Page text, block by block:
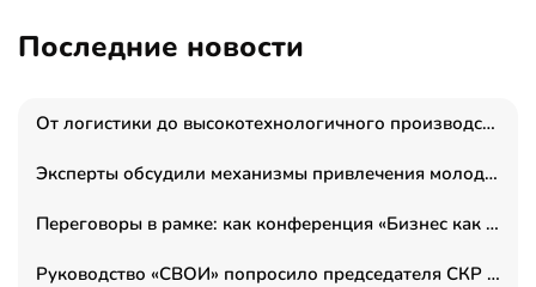
Последние новости
От логистики до высокотехнологичного производства: как основатель “гагаринга” выстраивает экосистему безопасности и гражданских БПЛА
Эксперты обсудили механизмы привлечения молодых специалистов в промышленные города
Переговоры в рамке: как конференция «Бизнес как искусство» переформатирует деловой этикет в стенах ТПП РФ
Руководство «СВОИ» попросило председателя СКР дать правовую оценку обысков в тыловом штабе